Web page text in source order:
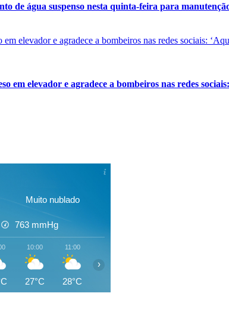
de água suspenso nesta quinta-feira para
elevador e agradece a bombeiros nas redes sociais:
em elevador e agradece a bombeiros nas redes
Muito nublado
763 mmHg
10:00
27°C
11:00
28°C
›